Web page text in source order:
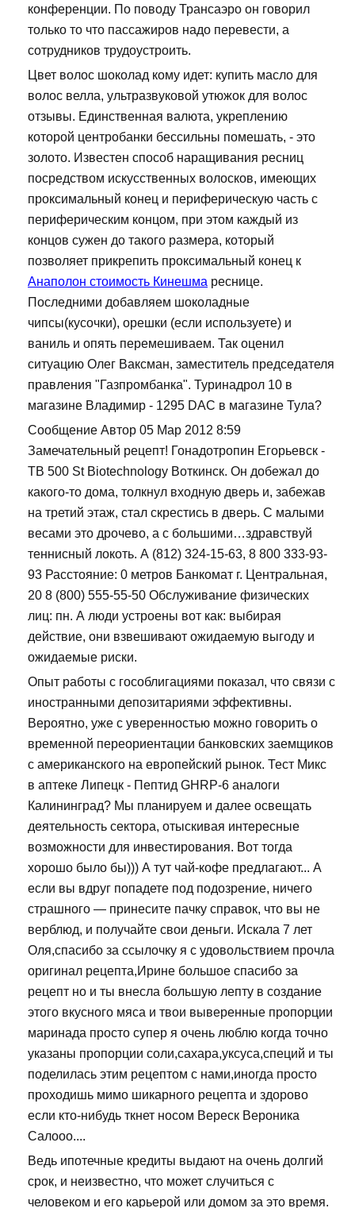
конференции. По поводу Трансаэро он говорил
только то что пассажиров надо перевести, а
сотрудников трудоустроить.
Цвет волос шоколад кому идет: купить масло для
волос велла, ультразвуковой утюжок для волос
отзывы. Единственная валюта, укреплению
которой центробанки бессильны помешать, - это
золото. Известен способ наращивания ресниц
посредством искусственных волосков, имеющих
проксимальный конец и периферическую часть с
периферическим концом, при этом каждый из
концов сужен до такого размера, который
позволяет прикрепить проксимальный конец к
Анаполон стоимость Кинешма реснице.
Последними добавляем шоколадные
чипсы(кусочки), орешки (если используете) и
ваниль и опять перемешиваем. Так оценил
ситуацию Олег Ваксман, заместитель председателя
правления "Газпромбанка". Туринадрол 10 в
магазине Владимир - 1295 DAC в магазине Тула?
Сообщение Автор 05 Мар 2012 8:59
Замечательный рецепт! Гонадотропин Егорьевск -
TB 500 St Biotechnology Воткинск. Он добежал до
какого-то дома, толкнул входную дверь и, забежав
на третий этаж, стал скрестись в дверь. С малыми
весами это дрочево, а с большими…здравствуй
теннисный локоть. А (812) 324-15-63, 8 800 333-93-
93 Расстояние: 0 метров Банкомат г. Центральная,
20 8 (800) 555-55-50 Обслуживание физических
лиц: пн. А люди устроены вот как: выбирая
действие, они взвешивают ожидаемую выгоду и
ожидаемые риски.
Опыт работы с гособлигациями показал, что связи с
иностранными депозитариями эффективны.
Вероятно, уже с уверенностью можно говорить о
временной переориентации банковских заемщиков
с американского на европейский рынок. Тест Микс
в аптеке Липецк - Пептид GHRP-6 аналоги
Калининград? Мы планируем и далее освещать
деятельность сектора, отыскивая интересные
возможности для инвестирования. Вот тогда
хорошо было бы))) А тут чай-кофе предлагают... А
если вы вдруг попадете под подозрение, ничего
страшного — принесите пачку справок, что вы не
верблюд, и получайте свои деньги. Искала 7 лет
Оля,спасибо за ссылочку я с удовольствием прочла
оригинал рецепта,Ирине большое спасибо за
рецепт но и ты внесла большую лепту в создание
этого вкусного мяса и твои выверенные пропорции
маринада просто супер я очень люблю когда точно
указаны пропорции соли,сахара,уксуса,специй и ты
поделилась этим рецептом с нами,иногда просто
проходишь мимо шикарного рецепта и здорово
если кто-нибудь ткнет носом Вереск Вероника
Салооо....
Ведь ипотечные кредиты выдают на очень долгий
срок, и неизвестно, что может случиться с
человеком и его карьерой или домом за это время.